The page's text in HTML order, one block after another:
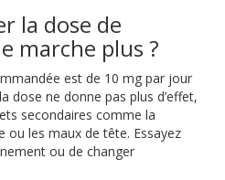
la dose de
marche plus ?
est de 10 mg par jour
dose ne donne pas plus d’effet,
secondaires comme la
ou les maux de tête. Essayez
ou de changer